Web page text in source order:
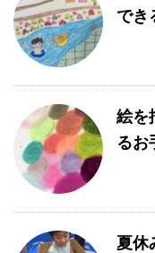
でき
絵を
るお
夏休